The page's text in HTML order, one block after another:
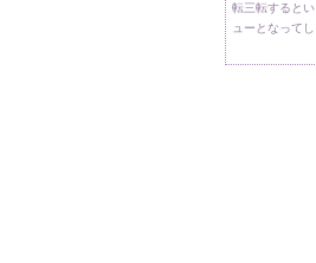
転三転すると
ューとなって